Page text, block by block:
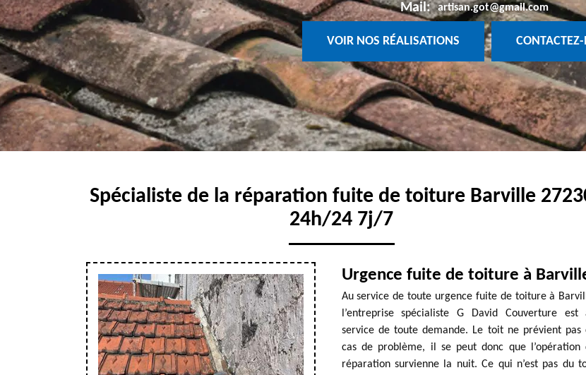
Mail: artisan.got@gmail.com
VOIR NOS RÉALISATIONS
Spécialiste de la réparation fuite de toiture Barville
24h/24 7j/7
Urgence fuite de toiture à
Au service de toute urgence fuite de toiture à
l’entreprise spécialiste G David Couverture est
service de toute demande. Le toit ne prévient pas
cas de problème, il se peut donc que l’opération
réparation survienne la nuit. Ce qui n’est pas du